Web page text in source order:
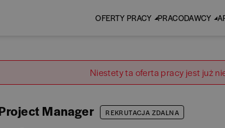
OFERTY PRACY PRACODAWCY
Niestety ta oferta pracy jest już
Manager REKRUTACJA ZDALNA